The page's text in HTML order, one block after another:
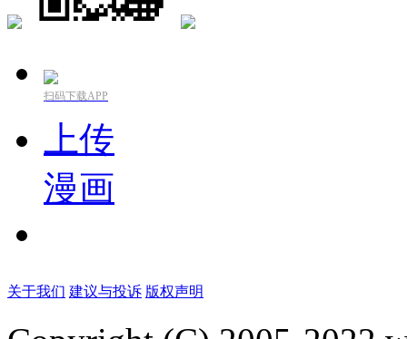
扫码下载APP
上传
漫画
关于我们 建议与投诉 版权声明